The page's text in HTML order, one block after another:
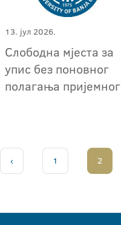
13. јул 2026.
Слободна мјеста за
упис без поновног
полагања пријемног
‹ 1 2